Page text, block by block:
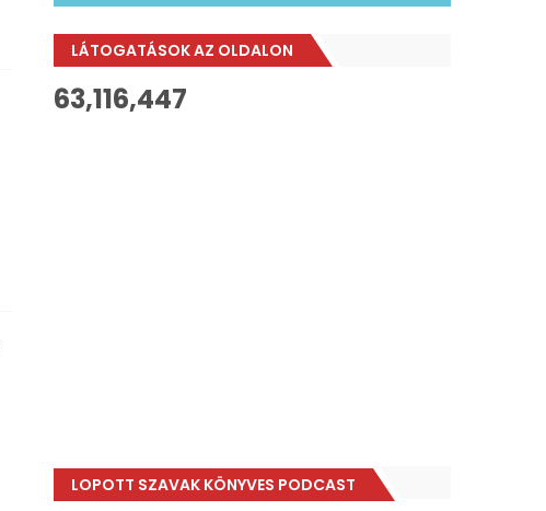
LÁTOGATÁSOK AZ OLDALON
63,116,447
LOPOTT SZAVAK KÖNYVES PODCAST